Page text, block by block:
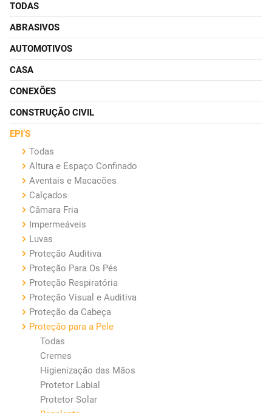
TODAS
ABRASIVOS
AUTOMOTIVOS
CASA
CONEXÕES
CONSTRUÇÃO CIVIL
EPI’S
Todas
Altura e Espaço Confinado
Aventais e Macacões
Calçados
Câmara Fria
Impermeáveis
Luvas
Proteção Auditiva
Proteção Para Os Pés
Proteção Respiratória
Proteção Visual e Auditiva
Proteção da Cabeça
Proteção para a Pele
Todas
Cremes
Higienização das Mãos
Protetor Labial
Protetor Solar